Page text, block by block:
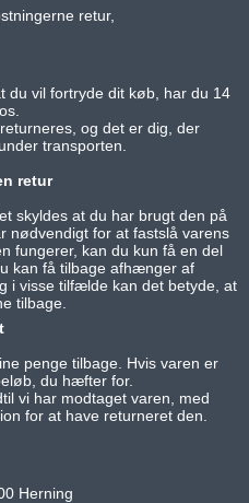
retur,
du vil fortryde dit køb, har du 14
og det er dig, der
transporten.
retur
skyldes at du har brugt den på
nødvendigt for at fastslå varens
fungerer, kan du kun få en del
kan få tilbage afhænger af
i visse tilfælde kan det betyde, at
tilbage.
penge tilbage. Hvis varen er
du hæfter for.
vi har modtaget varen, med
for at have returneret den.
Herning